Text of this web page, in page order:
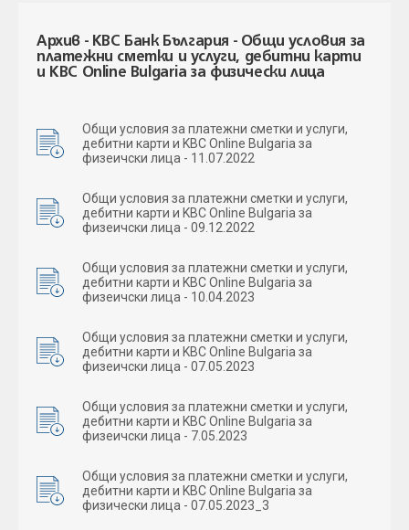
Архив - KBC Банк България - Oбщи условия за
платежни сметки и услуги, дебитни карти
и KBC Online Bulgaria за физически лица
Oбщи условия за платежни сметки и услуги,
дебитни карти и KBC Online Bulgaria за
физеичски лица - 11.07.2022
Oбщи условия за платежни сметки и услуги,
дебитни карти и KBC Online Bulgaria за
физеичски лица - 09.12.2022
Oбщи условия за платежни сметки и услуги,
дебитни карти и KBC Online Bulgaria за
физеичски лица - 10.04.2023
Oбщи условия за платежни сметки и услуги,
дебитни карти и KBC Online Bulgaria за
физеичски лица - 07.05.2023
Oбщи условия за платежни сметки и услуги,
дебитни карти и KBC Online Bulgaria за
физеичски лица - 7.05.2023
Oбщи условия за платежни сметки и услуги,
дебитни карти и KBC Online Bulgaria за
физически лица - 07.05.2023_3